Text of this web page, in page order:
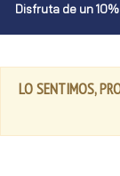
Disfruta de un
LO SENTIMOS,